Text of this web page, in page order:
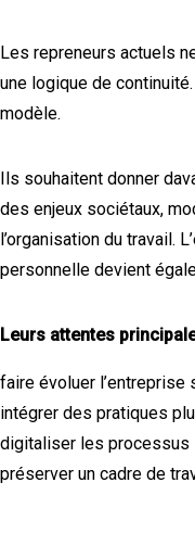
Les repreneurs actuels
une logique de
modèle.
Ils souhaitent donner
des enjeux sociétaux,
l’organisation du travail.
personnelle devient
Leurs attentes
faire évoluer l’entreprise
intégrer des pratiques
digitaliser les processus
préserver un cadre de